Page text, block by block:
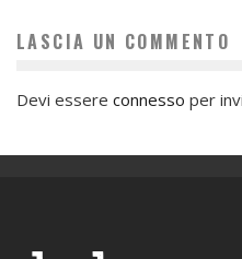
LASCIA UN COMMENTO
Devi essere connesso per